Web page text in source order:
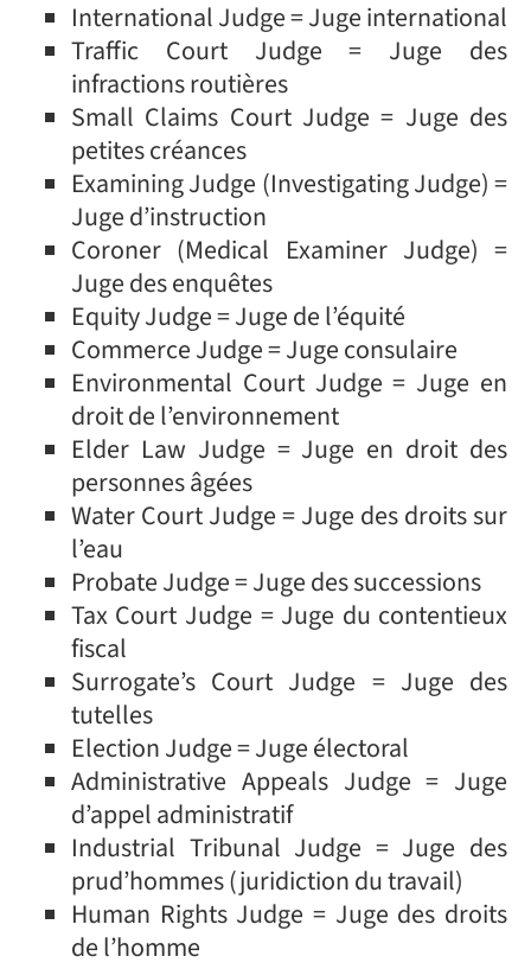
International Judge = Juge international
Traffic Court Judge = Juge des
infractions routières
Small Claims Court Judge = Juge des
petites créances
Examining Judge (Investigating Judge) =
Juge d’instruction
Coroner (Medical Examiner Judge) =
Juge des enquêtes
Equity Judge = Juge de l’équité
Commerce Judge = Juge consulaire
Environmental Court Judge = Juge en
droit de l’environnement
Elder Law Judge = Juge en droit des
personnes âgées
Water Court Judge = Juge des droits sur
l’eau
Probate Judge = Juge des successions
Tax Court Judge = Juge du contentieux
fiscal
Surrogate’s Court Judge = Juge des
tutelles
Election Judge = Juge électoral
Administrative Appeals Judge = Juge
d’appel administratif
Industrial Tribunal Judge = Juge des
prud’hommes (juridiction du travail)
Human Rights Judge = Juge des droits
de l’homme